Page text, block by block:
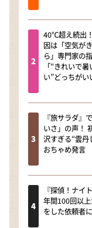
40℃超え続出
因は「空気が
ら」専門家の
「“きれいで
い”どっちがい
『旅サラダ』
いさ」の声！
沢すぎる“雲丹
おちゃめ発言
『探偵！ナイ
年間100回以
をした依頼者